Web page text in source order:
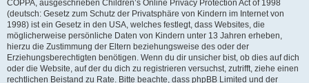
COPPA, ausgeschrieben Children’s Online Privacy Protection Act of 1998
(deutsch: Gesetz zum Schutz der Privatsphäre von Kindern im Internet von
1998) ist ein Gesetz in den USA, welches festlegt, dass Websites, die
möglicherweise persönliche Daten von Kindern unter 13 Jahren erheben,
hierzu die Zustimmung der Eltern beziehungsweise des oder der
Erziehungsberechtigten benötigen. Wenn du dir unsicher bist, ob dies auf dich
oder die Website, auf der du dich zu registrieren versuchst, zutrifft, ziehe einen
rechtlichen Beistand zu Rate. Bitte beachte, dass phpBB Limited und der